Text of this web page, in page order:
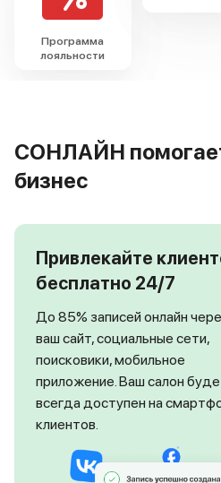
Программа
лояльности
СОНЛАЙН
бизнес
Привлекайте
бесплатно 24/7
До 85% записей онлайн
ваш сайт, социальные сети,
поисковики, мобильное
приложение. Ваш салон
всегда доступен на
клиентов.